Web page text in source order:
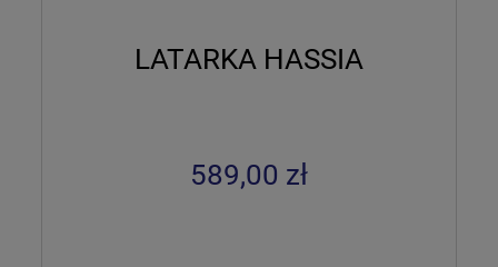
LATARKA HASSIA
589,00 zł